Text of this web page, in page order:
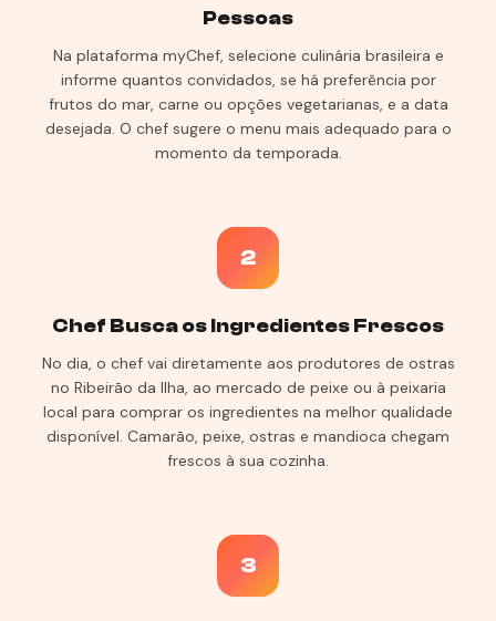
Pessoas
Na plataforma myChef, selecione culinária brasileira e
informe quantos convidados, se há preferência por
frutos do mar, carne ou opções vegetarianas, e a data
desejada. O chef sugere o menu mais adequado para o
momento da temporada.
2
Chef Busca os Ingredientes Frescos
No dia, o chef vai diretamente aos produtores de ostras
no Ribeirão da Ilha, ao mercado de peixe ou à peixaria
local para comprar os ingredientes na melhor qualidade
disponível. Camarão, peixe, ostras e mandioca chegam
frescos à sua cozinha.
3